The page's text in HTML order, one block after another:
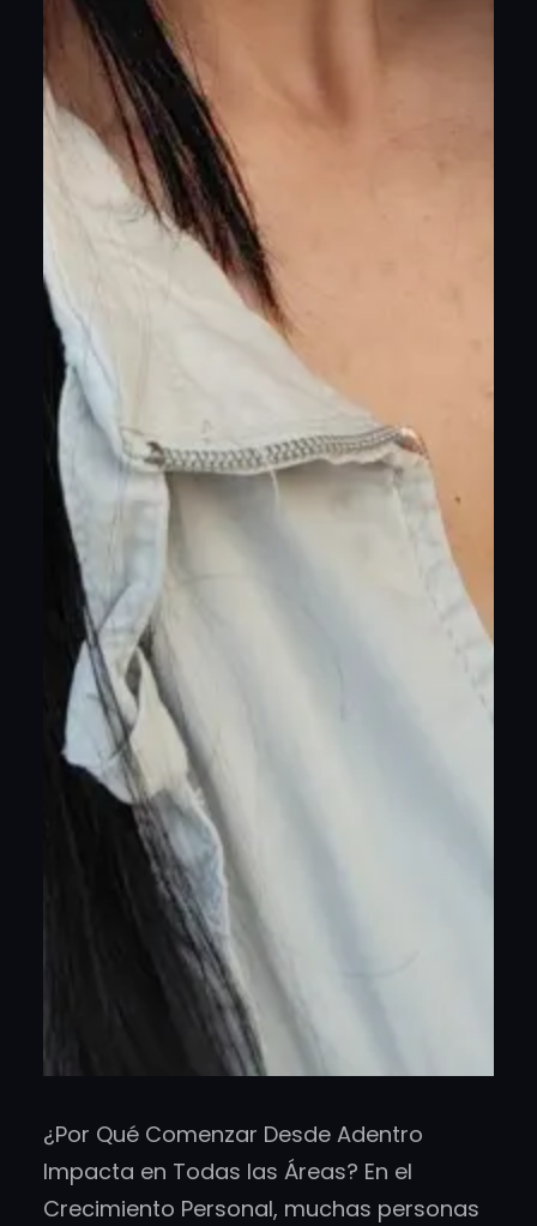
¿Por Qué Comenzar Desde Adentro
Impacta en Todas las Áreas? En el
Crecimiento Personal, muchas personas